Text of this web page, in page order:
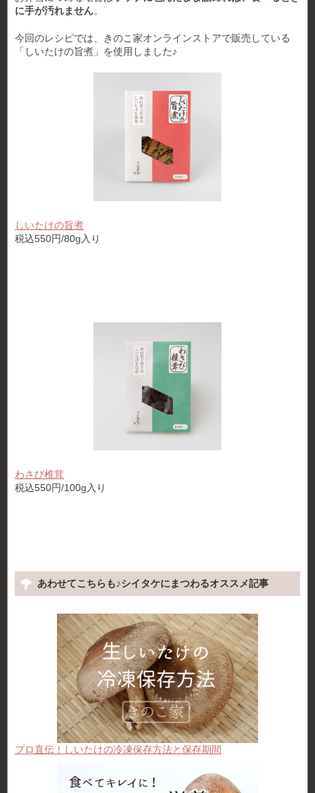
に手が汚れません。
今回のレシピでは、きのこ家オンラインストアで販売している
「しいたけの旨煮」を使用しました♪
しいたけの旨煮
税込550円/80g入り
わさび椎茸
税込550円/100g入り
あわせてこちらも♪シイタケにまつわるオススメ記事
プロ直伝！しいたけの冷凍保存方法と保存期間